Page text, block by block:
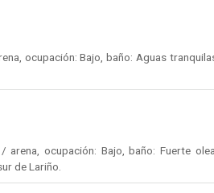
ocupación: Bajo, baño: Aguas
ocupación: Bajo, baño: Fuerte
de Lariño.